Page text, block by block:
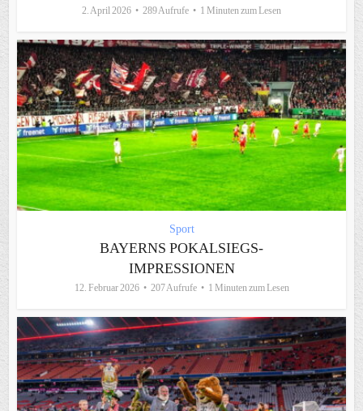
2. April 2026 289 Aufrufe 1 Minuten zum Lesen
Sport
BAYERNS POKALSIEGS-
IMPRESSIONEN
12. Februar 2026 207 Aufrufe 1 Minuten zum Lesen